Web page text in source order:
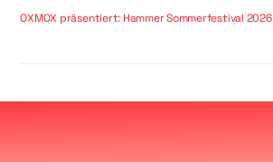
OXMOX präsentiert: Hammer Sommerfestival 2026